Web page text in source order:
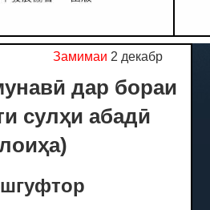
Замимаи 2 декабр
дар бораи
сулҳи абадӣ